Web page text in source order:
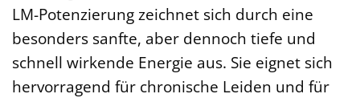
LM-Potenzierung zeichnet sich durch eine
besonders sanfte, aber dennoch tiefe und
schnell wirkende Energie aus. Sie eignet sich
hervorragend für chronische Leiden und für